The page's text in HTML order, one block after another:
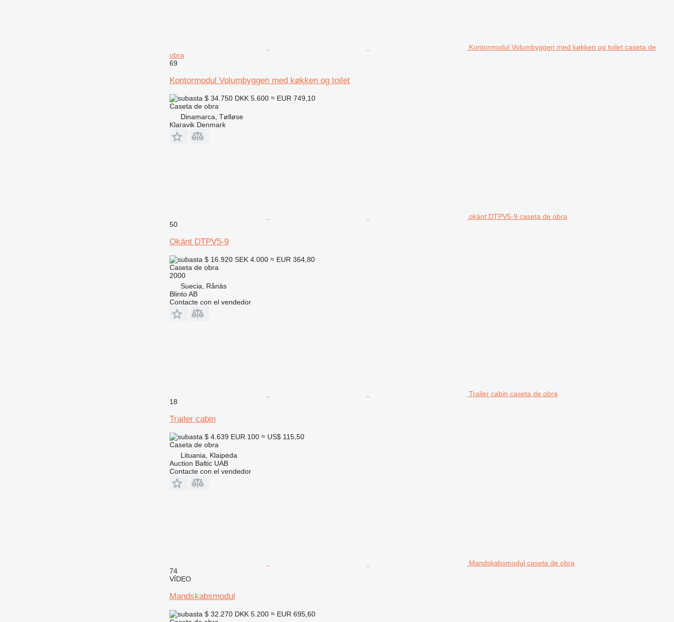
Kontormodul Volumbyggen med køkken og toilet caseta de
obra
69
Kontormodul Volumbyggen med køkken og toilet
$ 34.750 DKK 5.600 ≈ EUR 749,10
Caseta de obra
Dinamarca, Tølløse
Klaravik Denmark
okänt DTPV5-9 caseta de obra
50
Okänt DTPV5-9
$ 16.920 SEK 4.000 ≈ EUR 364,80
Caseta de obra
2000
Suecia, Rånäs
Blinto AB
Contacte con el vendedor
Trailer cabin caseta de obra
18
Trailer cabin
$ 4.639 EUR 100 ≈ US$ 115,50
Caseta de obra
Lituania, Klaipėda
Auction Baltic UAB
Contacte con el vendedor
Mandskabsmodul caseta de obra
74
VÍDEO
Mandskabsmodul
$ 32.270 DKK 5.200 ≈ EUR 695,60